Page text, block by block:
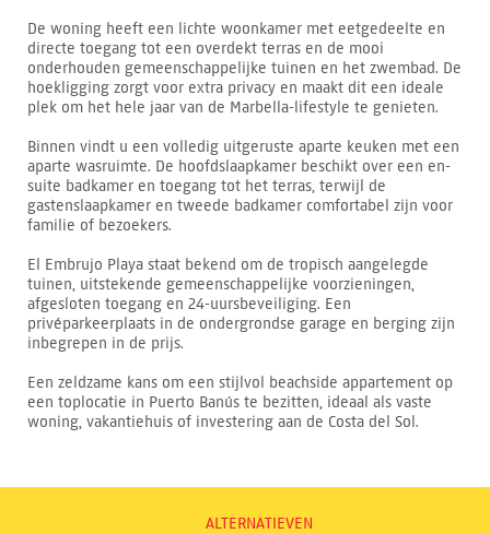
De woning heeft een lichte woonkamer met eetgedeelte en
directe toegang tot een overdekt terras en de mooi
onderhouden gemeenschappelijke tuinen en het zwembad. De
hoekligging zorgt voor extra privacy en maakt dit een ideale
plek om het hele jaar van de Marbella-lifestyle te genieten.
Binnen vindt u een volledig uitgeruste aparte keuken met een
aparte wasruimte. De hoofdslaapkamer beschikt over een en-
suite badkamer en toegang tot het terras, terwijl de
gastenslaapkamer en tweede badkamer comfortabel zijn voor
familie of bezoekers.
El Embrujo Playa staat bekend om de tropisch aangelegde
tuinen, uitstekende gemeenschappelijke voorzieningen,
afgesloten toegang en 24-uursbeveiliging. Een
privéparkeerplaats in de ondergrondse garage en berging zijn
inbegrepen in de prijs.
Een zeldzame kans om een stijlvol beachside appartement op
een toplocatie in Puerto Banús te bezitten, ideaal als vaste
woning, vakantiehuis of investering aan de Costa del Sol.
ALTERNATIEVEN